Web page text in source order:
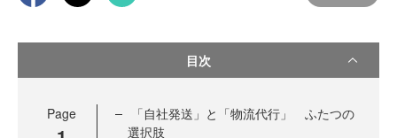
目次
Page
「自社発送」と「物流代行」 ふたつの
選択肢